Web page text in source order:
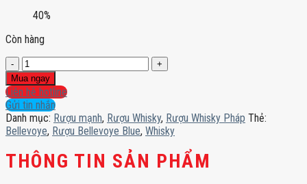
40%
Còn hàng
Rượu
Bellevoye
Blue
số
lượng
Mua ngay
Liên hệ hotline
Gửi tin nhắn
Danh mục: Rượu mạnh, Rượu Whisky, Rượu Whisky Pháp Thẻ:
Bellevoye, Rượu Bellevoye Blue, Whisky
THÔNG TIN SẢN PHẨM